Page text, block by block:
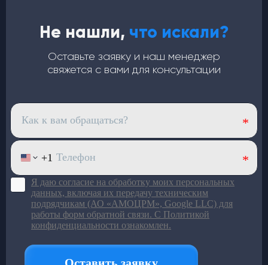
Не нашли, что искали?
Оставьте заявку и наш менеджер
свяжется с вами для консультации
для автобусов
Хладопроизводительность —
(компрессор работает в щадящем режиме)
4 вентилятора по
Верхний корпус изстекловолокна: лёгкий и устойчив
к износу
Большой ряд моделей подразный пассажиропоток
Подробнее в каталоге